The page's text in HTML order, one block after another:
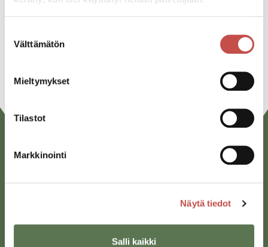
valinta
Välttämätön
Mieltymykset
Tilastot
Markkinointi
Näytä tiedot
Salli kaikki
Twitter